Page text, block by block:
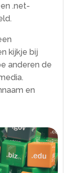
.​net-
kijkje bij
anderen de
en